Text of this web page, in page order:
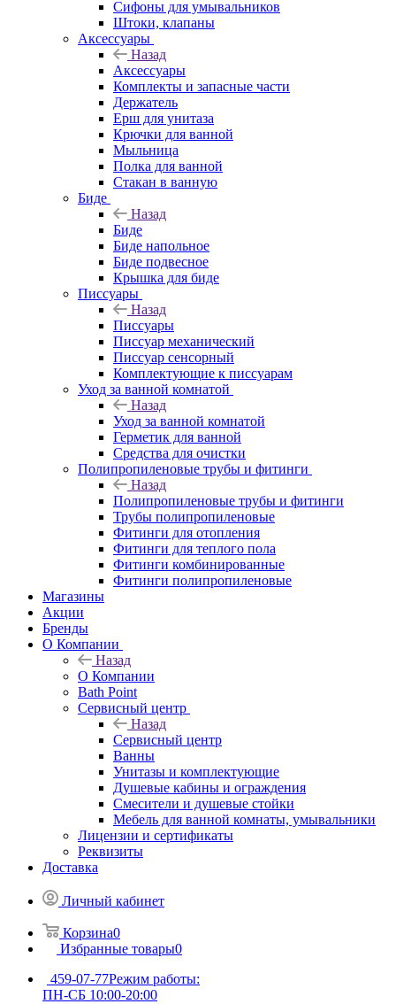
Сифоны для умывальников
Штоки, клапаны
Аксессуары
Назад
Аксессуары
Комплекты и запасные части
Держатель
Ерш для унитаза
Крючки для ванной
Мыльница
Полка для ванной
Стакан в ванную
Биде
Назад
Биде
Биде напольное
Биде подвесное
Крышка для биде
Писсуары
Назад
Писсуары
Писсуар механический
Писсуар сенсорный
Комплектующие к писсуарам
Уход за ванной комнатой
Назад
Уход за ванной комнатой
Герметик для ванной
Средства для очистки
Полипропиленовые трубы и фитинги
Назад
Полипропиленовые трубы и фитинги
Трубы полипропиленовые
Фитинги для отопления
Фитинги для теплого пола
Фитинги комбинированные
Фитинги полипропиленовые
Магазины
Акции
Бренды
О Компании
Назад
О Компании
Bath Point
Сервисный центр
Назад
Сервисный центр
Ванны
Унитазы и комплектующие
Душевые кабины и ограждения
Смесители и душевые стойки
Мебель для ванной комнаты, умывальники
Лицензии и сертификаты
Реквизиты
Доставка
Личный кабинет
Корзина0
Избранные товары0
459-07-77Режим работы:
ПН-СБ 10:00-20:00